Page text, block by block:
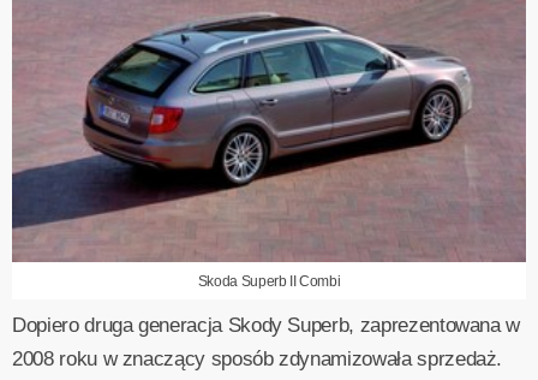
Skoda Superb II Combi
Dopiero druga generacja Skody Superb, zaprezentowana w
2008 roku w znaczący sposób zdynamizowała sprzedaż.